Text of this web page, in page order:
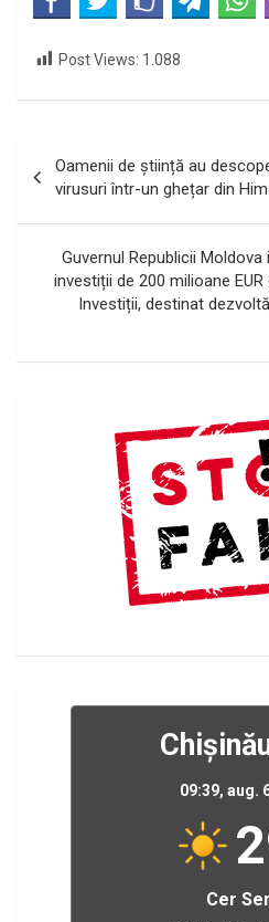
Post Views: 1.088
în
articole
Oamenii de știință au
virusuri într-un ghețar din
Guvernul Republicii
investiții de 200 milioane
Investiții, destinat
09:39, aug.
Cer